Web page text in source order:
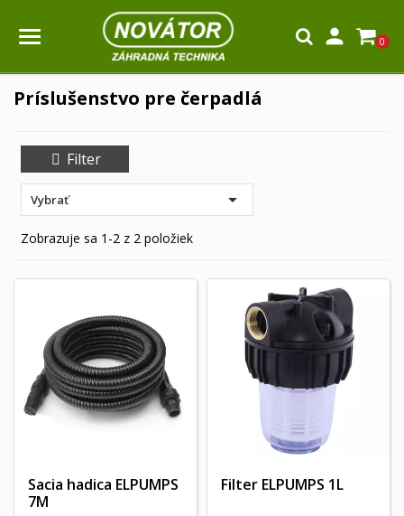
 0
Príslušenstvo pre čerpadlá
Filter
Vybrať 
Zobrazuje sa 1-2 z 2 položiek
Sacia hadica ELPUMPS
7M
Filter ELPUMPS 1L